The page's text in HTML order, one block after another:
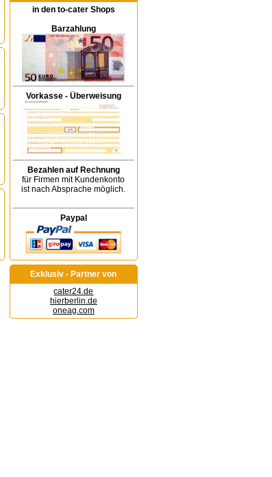
in den to-cater Shops
Barzahlung
Vorkasse - Überweisung
Bezahlen auf Rechnung
für Firmen mit Kundenkonto
ist nach Absprache möglich.
Paypal
Exklusiv - Partner von
cater24.de
hierberlin.de
oneag.com